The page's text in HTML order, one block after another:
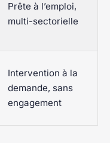
Prête à l’emploi,
multi-sectorielle
Intervention à la
demande, sans
engagement